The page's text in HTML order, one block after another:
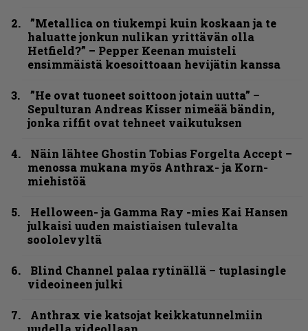
”Metallica on tiukempi kuin koskaan ja te
haluatte jonkun nulikan yrittävän olla
Hetfield?” – Pepper Keenan muisteli
ensimmäistä koesoittoaan hevijätin kanssa
”He ovat tuoneet soittoon jotain uutta” –
Sepulturan Andreas Kisser nimeää bändin,
jonka riffit ovat tehneet vaikutuksen
Näin lähtee Ghostin Tobias Forgelta Accept –
menossa mukana myös Anthrax- ja Korn-
miehistöä
Helloween- ja Gamma Ray -mies Kai Hansen
julkaisi uuden maistiaisen tulevalta
soololevyltä
Blind Channel palaa rytinällä – tuplasingle
videoineen julki
Anthrax vie katsojat keikkatunnelmiin